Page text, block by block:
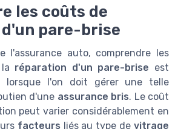
les coûts de
pare-brise
l'assurance auto, comprendre les
réparation d'un pare-brise est
lorsque l'on doit gérer une telle
d'une assurance bris. Le coût
peut varier considérablement en
facteurs liés au type de vitrage